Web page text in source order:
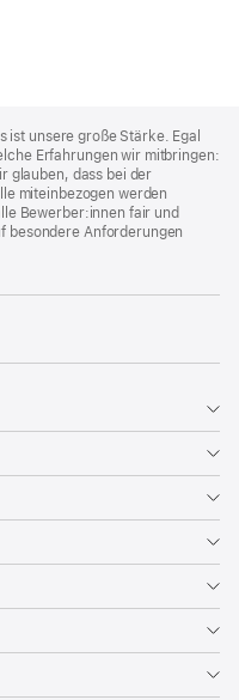
ist unsere große Stärke. Egal
Erfahrungen wir mitbringen:
glauben, dass bei der
miteinbezogen werden
Bewerber:innen fair und
besondere Anforderungen